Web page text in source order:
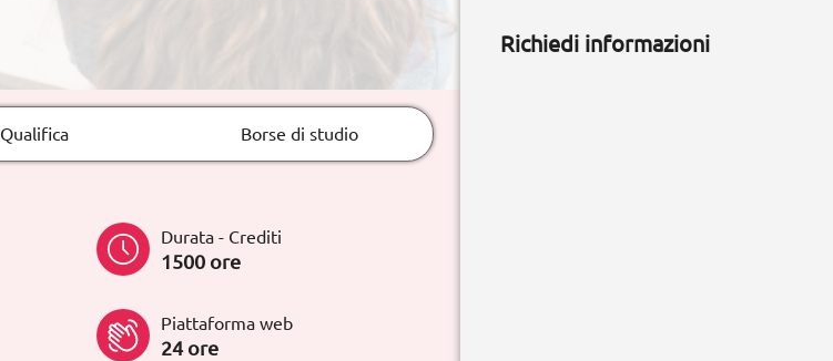
Qualifica Borse di studio
Durata - Crediti
1500 ore
Piattaforma web
24 ore
Richiedi informazioni